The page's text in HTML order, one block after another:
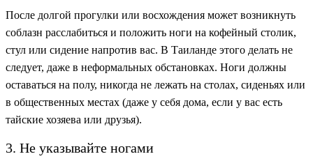
После долгой прогулки или восхождения может возникнуть
соблазн расслабиться и положить ноги на кофейный столик,
стул или сидение напротив вас. В Таиланде этого делать не
следует, даже в неформальных обстановках. Ноги должны
оставаться на полу, никогда не лежать на столах, сиденьях или
в общественных местах (даже у себя дома, если у вас есть
тайские хозяева или друзья).
3. Не указывайте ногами